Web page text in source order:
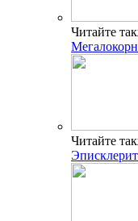
Читайте
Читайте
Эписклерит